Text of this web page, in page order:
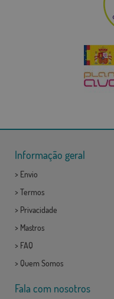
Informação geral
> Envio
> Termos
> Privacidade
> Mastros
> FAQ
> Quem Somos
Fala com nosotros